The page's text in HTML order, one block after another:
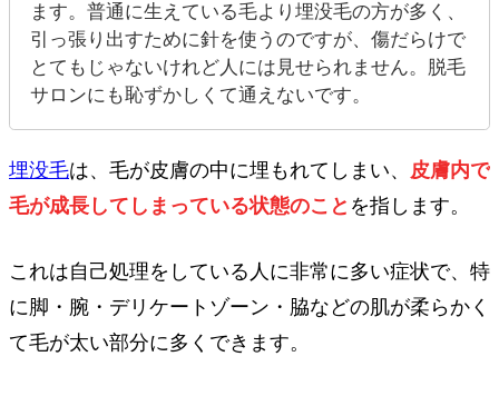
ます。普通に生えている毛より埋没毛の方が多く、
引っ張り出すために針を使うのですが、傷だらけで
とてもじゃないけれど人には見せられません。脱毛
サロンにも恥ずかしくて通えないです。
埋没毛は、毛が皮膚の中に埋もれてしまい、 皮膚内で
毛が成長してしまっている状態のこと を指します。
これは自己処理をしている人に非常に多い症状で、特
に脚・腕・デリケートゾーン・脇などの肌が柔らかく
て毛が太い部分に多くできます。